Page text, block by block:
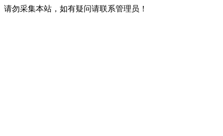
请勿采集本站，如有疑问请联系管理员！